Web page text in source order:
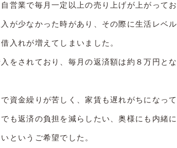
営業で毎月一定以上の売り上げが上がってお
が少なかった時があり、その際に生活レベル
入れが増えてしまいました。
をされており、毎月の返済額は約８万円とな
資金繰りが苦しく、家賃も遅れがちになって
も返済の負担を減らしたい、奥様にも内緒に
というご希望でした。